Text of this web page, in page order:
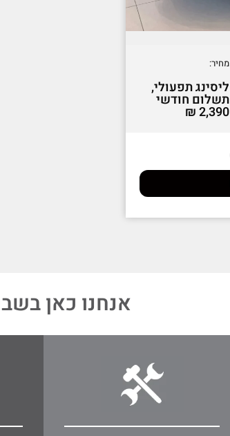
מחיר:
ליסינג תפעולי,
תשלום חודשי
2,390 ₪
אנחנו כאן